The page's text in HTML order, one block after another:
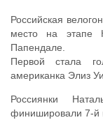
Российская
место на этапе
Папендале.
Первой стала
американка Элиз
Россиянки
финишировали 7-й